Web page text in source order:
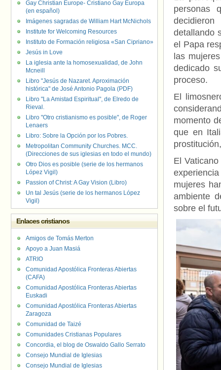
personas
detallando
el Papa
las
dedicado
proceso.
El
momento
que en
El
mujeres
ambiente
sobre el
Gay Christian Europe- Cristiano Gay Europa
(en español)
Imágenes sagradas de William Hart McNichols
Institute for Welcoming Resources
Instituto de Formación religiosa «San Cipriano»
Jesús in Love
La iglesia ante la homosexualidad, de John
Mcneill
Libro "Jesús de Nazaret. Aproximación
histórica" de José Antonio Pagola (PDF)
Libro "La Amistad Espiritual", de Elredo de
Rieval.
Libro "Otro cristianismo es posible", de Roger
Lenaers
Libro: Sobre la Opción por los Pobres.
Metropolitan Community Churches. MCC.
(Direcciones de sus iglesias en todo el mundo)
Otro Dios es posible (serie de los hermanos
López Vigil)
Passion of Christ: A Gay Vision (Libro)
Un tal Jesús (serie de los hermanos López
Vigil)
Enlaces cristianos
Amigos de Tomás Merton
Apoyo a Juan Masiá
ATRIO
Comunidad Apostólica Fronteras Abiertas
(CAFA)
Comunidad Apostólica Fronteras Abiertas
Euskadi
Comunidad Apostólica Fronteras Abiertas
Zaragoza
Comunidad de Taizé
Comunidades Cristianas Populares
Concordia, el blog de Oswaldo Gallo Serrato
Consejo Mundial de Iglesias
Consejo Mundial de Iglesias